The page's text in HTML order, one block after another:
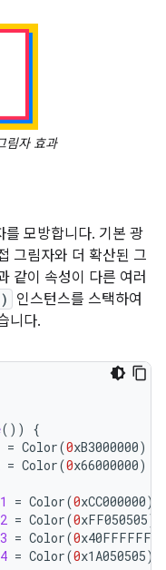
림자 효과
를 모방합니다. 기본 광
그림자와 더 확산된 그
같이 속성이 다른 여러
인스턴스를 스택하여
니다.
())
{
= Color(0xB3000000)
= Color(0x66000000)
= Color(0xCC000000)
= Color(0xFF050505)
= Color(0x40FFFFFF
= Color(0x1A050505)